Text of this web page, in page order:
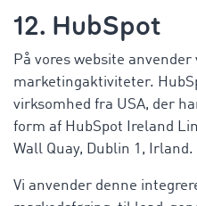
12. HubSpot
På vores website
marketingaktiviteter.
virksomhed fra USA, der
form af HubSpot Ireland
Wall Quay, Dublin 1, Irland.
Vi anvender denne